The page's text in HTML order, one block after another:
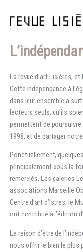
La revue d’art Lisières,
Cette indépendance à
dans leur ensemble a
lecteurs seuls, qu’ils
permettent de
1998, et de partager
Ponctuellement,
principalement sous la
remerciés. Les galeries
associations Marseille
Centre d’art d’Istres, le
ont contribué à l’édition
La raison d’être de
nous offrir le bien le plus